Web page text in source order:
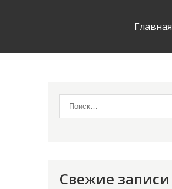
Главная
Свежие записи